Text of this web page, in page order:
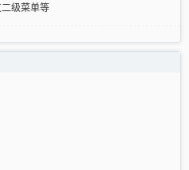
级菜单等